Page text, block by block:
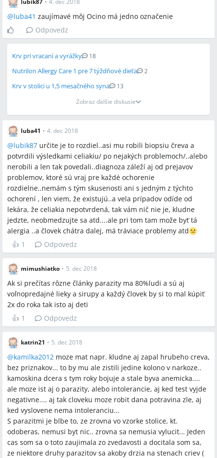
lubik87 • 4. dec 2018
@luba41 zaujímavé môj Ocino má jedno označenie
Odpovedz
Krv pri vracaní a vyrážky 18
Nutrilon Allergy Care 1 pre 7 týždňové dieťa 2
Krv v stolici u 1,5 mesačného syna
13
Zobraz ďalšie diskusie
luba41 • 4. dec 2018
@lubik87 určite je to rozdiel..asi mu robili biopsiu čreva a
potvrdili výsledkami celiakiu/ po nejakých problemoch/..alebo
nerobili a len tak povedali..diagnoza záleží aj od prejavov
problemov, ktoré sú vraj pre každé ochorenie
rozdielne..nemám s tým skusenosti ani s jedným z týchto
ochorení , len viem, že existujú..a vela prípadov odíde od
lekára, že celiakia nepotvrdená, tak vám nič nie je, kludne
jedzte, neobmedzujte sa atd....ale pri tom tam može byť tá
alergia ..a človek chátra dalej, má tráviace problemy atd
👍 1 Odpovedz
mimushiatko • 5. dec 2018
Ak si prečítas rôzne články parazity ma 80%ludi a sú aj
voľnopredajné lieky a sirupy a každý človek by si to mal kúpiť
2x do roka tak isto aj deti
👍 1 Odpovedz
katrin21 • 5. dec 2018
@kamilka2012 moze mat napr. kludne aj zapal hrubeho creva,
bez priznakov... to by mu ale zistili jedine kolono v narkoze..
kamoskina dcera s tym roky bojuje a stale byva anemicka....
ale moze ist aj o parazity, alebo intolerancie, aj ked test vyjde
negativne.... aj tak cloveku moze robit dana potravina zle, aj
ked vyslovene nema intoleranciu...
S parazitmi je blbe to, ze zrovna vo vzorke stolice, kt.
odoberas, nemusi byt nic.. zrovna sa nemusia vylucit... Jeden
cas som sa o toto zaujimala zo zvedavosti a docitala som sa,
ze niektore druhy parazitov sa akoby drzia na stenach criev (